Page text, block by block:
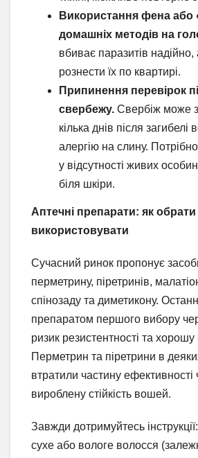
Використання фена або
домашніх методів на
вбиває паразитів
рознести їх по квартирі.
Припинення перевірок
свербежу. Свербіж може
кілька днів після
алергію на слину.
у відсутності живих
біля шкіри.
Аптечні препарати: як обрати
використовувати
Сучасний ринок пропонує
перметрину, піретринів,
спінозаду та диметикону.
препаратом першого вибору
ризик резистентності та
Перметрин та піретрини в
втратили частину ефективності
вироблену стійкість вошей.
Завжди дотримуйтесь
сухе або вологе волосся